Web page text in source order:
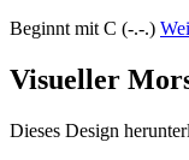
Beginnt mit C (-.-.)
Visueller
Dieses Design